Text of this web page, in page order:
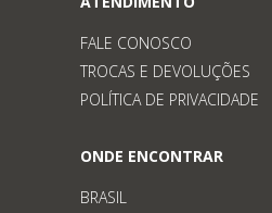
FALE CONOSCO
TROCAS E DEVOLUÇÕES
POLÍTICA DE PRIVACIDADE
ONDE ENCONTRAR
BRASIL